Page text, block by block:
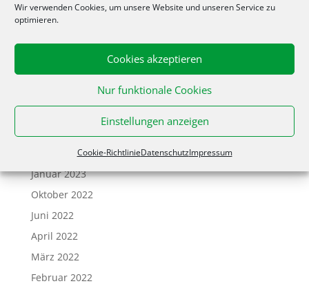
Wir verwenden Cookies, um unsere Website und unseren Service zu
optimieren.
Cookies akzeptieren
Nur funktionale Cookies
Einstellungen anzeigen
Cookie-RichtlinieDatenschutzImpressum
April 2024
November 2023
Februar 2023
Januar 2023
Oktober 2022
Juni 2022
April 2022
März 2022
Februar 2022